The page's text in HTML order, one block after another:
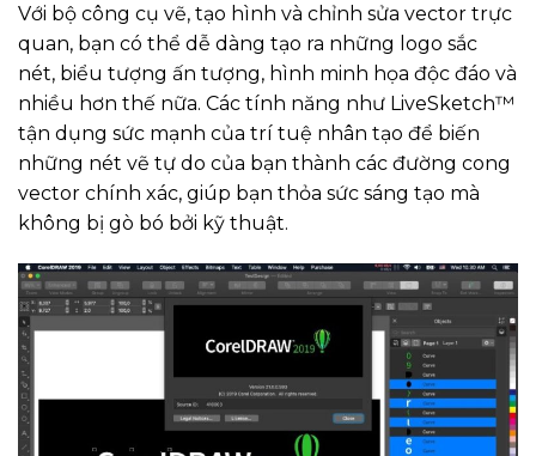
Với bộ công cụ vẽ, tạo hình và chỉnh sửa vector trực
quan, bạn có thể dễ dàng tạo ra những logo sắc
nét, biểu tượng ấn tượng, hình minh họa độc đáo và
nhiều hơn thế nữa. Các tính năng như LiveSketch™
tận dụng sức mạnh của trí tuệ nhân tạo để biến
những nét vẽ tự do của bạn thành các đường cong
vector chính xác, giúp bạn thỏa sức sáng tạo mà
không bị gò bó bởi kỹ thuật.